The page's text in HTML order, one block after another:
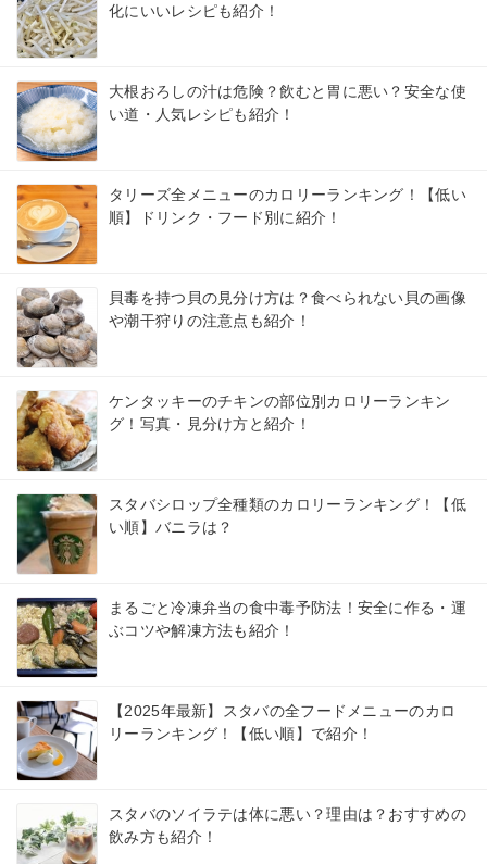
化にいいレシピも紹介！
大根おろしの汁は危険？飲むと胃に悪い？安全な使
い道・人気レシピも紹介！
タリーズ全メニューのカロリーランキング！【低い
順】ドリンク・フード別に紹介！
貝毒を持つ貝の見分け方は？食べられない貝の画像
や潮干狩りの注意点も紹介！
ケンタッキーのチキンの部位別カロリーランキン
グ！写真・見分け方と紹介！
スタバシロップ全種類のカロリーランキング！【低
い順】バニラは？
まるごと冷凍弁当の食中毒予防法！安全に作る・運
ぶコツや解凍方法も紹介！
【2025年最新】スタバの全フードメニューのカロ
リーランキング！【低い順】で紹介！
スタバのソイラテは体に悪い？理由は？おすすめの
飲み方も紹介！